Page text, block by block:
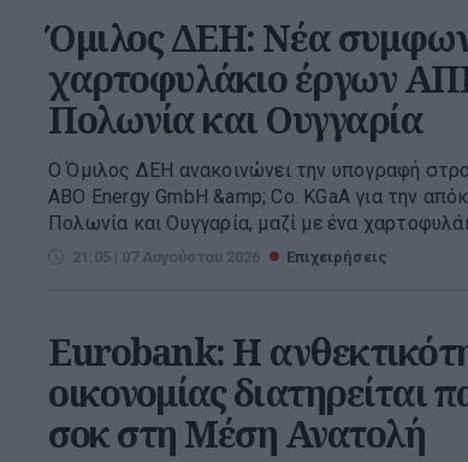
Όμιλος ΔΕΗ: Νέα
χαρτοφυλάκιο έργων
Πολωνία και Ουγγαρία
Ο Όμιλος ΔΕΗ ανακοινώνει την υπογραφή
ABO Energy GmbH &amp; Co. KGaA για την
Πολωνία και Ουγγαρία, μαζί με ένα
21:05 | 07 Αυγούστου 2026 Επιχειρήσεις
Eurobank: Η
οικονομίας διατηρείται
σοκ στη Μέση Ανατολή